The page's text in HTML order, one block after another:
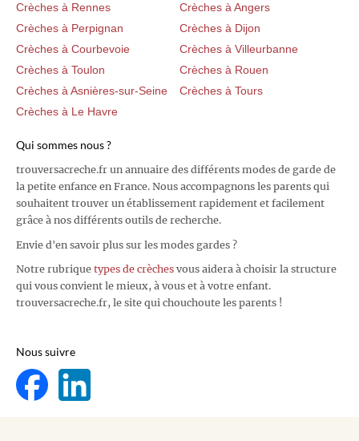
Crèches à Rennes
Crèches à Angers
Crèches à Perpignan
Crèches à Dijon
Crèches à Courbevoie
Crèches à Villeurbanne
Crèches à Toulon
Crèches à Rouen
Crèches à Asnières-sur-Seine
Crèches à Tours
Crèches à Le Havre
Qui sommes nous ?
trouversacreche.fr un annuaire des différents modes de garde de
la petite enfance en France. Nous accompagnons les parents qui
souhaitent trouver un établissement rapidement et facilement
grâce à nos différents outils de recherche.
Envie d'en savoir plus sur les modes gardes ?
Notre rubrique types de crèches vous aidera à choisir la structure
qui vous convient le mieux, à vous et à votre enfant.
trouversacreche.fr, le site qui chouchoute les parents !
Nous suivre